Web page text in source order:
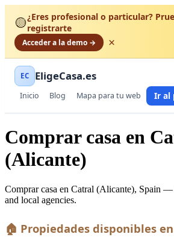
🟡¿Eres profesional o particular?
registrarte
Acceder a la demo → ×
EC EligeCasa.es
Inicio Blog Mapa para tu web Ir al
Comprar casa en
(Alicante)
Comprar casa en Catral (Alicante), Spain
and local agencies.
🏠 Propiedades disponibles